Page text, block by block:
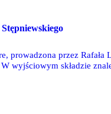
prowadzona przez
wyjściowym składzie